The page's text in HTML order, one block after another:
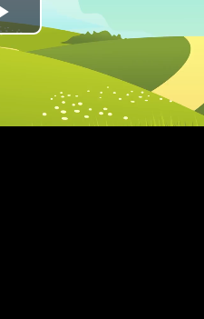
Play
Video